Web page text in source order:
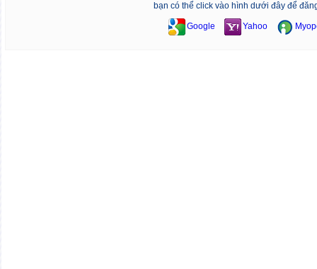
bạn có thể click vào hình dưới đây để
Google Yahoo